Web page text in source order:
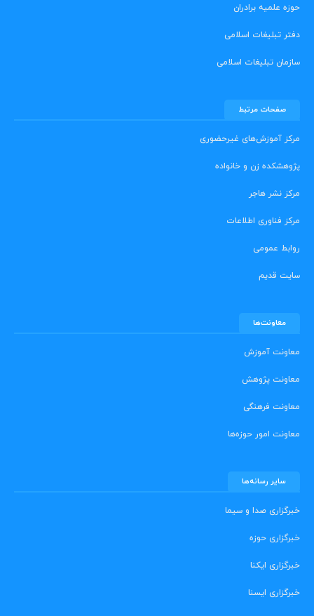
حوزه علمیه برادران
دفتر تبلیغات اسلامی
سازمان تبلیغات اسلامی
صفحات مرتبط
مرکز آموزش‌های غیرحضوری
پژوهشکده زن و خانواده
مرکز نشر هاجر
مرکز فناوری اطلاعات
روابط عمومی
سایت قدیم
معاونت‌ها
معاونت آموزش
معاونت پژوهش
معاونت فرهنگی
معاونت امور حوزه‌ها
سایر رسانه‌ها
خبرگزاری صدا و سیما
خبرگزاری حوزه
خبرگزاری ایکنا
خبرگزاری ایسنا